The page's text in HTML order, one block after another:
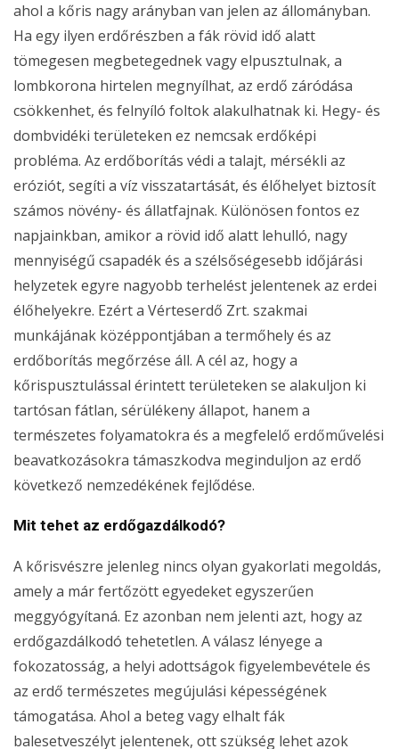
ahol a kőris nagy arányban van jelen az állományban.
Ha egy ilyen erdőrészben a fák rövid idő alatt
tömegesen megbetegednek vagy elpusztulnak, a
lombkorona hirtelen megnyílhat, az erdő záródása
csökkenhet, és felnyíló foltok alakulhatnak ki. Hegy- és
dombvidéki területeken ez nemcsak erdőképi
probléma. Az erdőborítás védi a talajt, mérsékli az
eróziót, segíti a víz visszatartását, és élőhelyet biztosít
számos növény- és állatfajnak. Különösen fontos ez
napjainkban, amikor a rövid idő alatt lehulló, nagy
mennyiségű csapadék és a szélsőségesebb időjárási
helyzetek egyre nagyobb terhelést jelentenek az erdei
élőhelyekre. Ezért a Vérteserdő Zrt. szakmai
munkájának középpontjában a termőhely és az
erdőborítás megőrzése áll. A cél az, hogy a
kőrispusztulással érintett területeken se alakuljon ki
tartósan fátlan, sérülékeny állapot, hanem a
természetes folyamatokra és a megfelelő erdőművelési
beavatkozásokra támaszkodva meginduljon az erdő
következő nemzedékének fejlődése.
Mit tehet az erdőgazdálkodó?
A kőrisvészre jelenleg nincs olyan gyakorlati megoldás,
amely a már fertőzött egyedeket egyszerűen
meggyógyítaná. Ez azonban nem jelenti azt, hogy az
erdőgazdálkodó tehetetlen. A válasz lényege a
fokozatosság, a helyi adottságok figyelembevétele és
az erdő természetes megújulási képességének
támogatása. Ahol a beteg vagy elhalt fák
balesetveszélyt jelentenek, ott szükség lehet azok